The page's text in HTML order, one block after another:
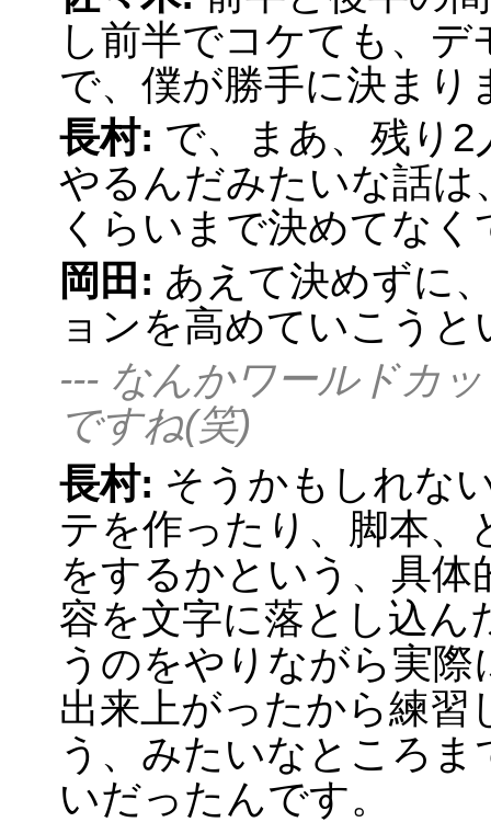
し前半でコケても、
で、僕が勝手に決まり
長村: で、まあ、残り
やるんだみたいな話
くらいまで決めてなく
岡田: あえて決めずに
ョンを高めていこうと
--- なんかワールドカ
ですね(笑)
長村: そうかもしれな
テを作ったり、脚本、
をするかという、具体
容を文字に落とし込ん
うのをやりながら実際
出来上がったから練習
う、みたいなところ
いだったんです。